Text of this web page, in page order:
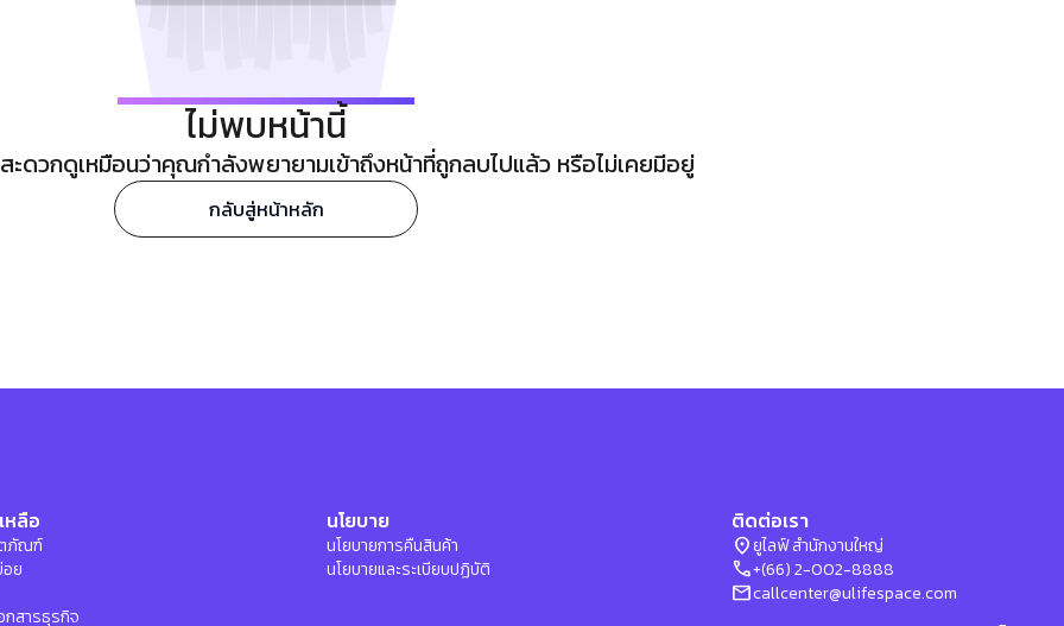
ไม่พบหน้านี้
ะดวกดูเหมือนว่าคุณกำลังพยายามเข้าถึงหน้าที่ถูกลบไปแล้ว หรือไม่เคยมีอยู่
กลับสู่หน้าหลัก
หลือ
ภัณฑ์
ย
กสารธุรกิจ
นโยบาย
นโยบายการคืนสินค้า
นโยบายและระเบียบปฏิบัติ
ติดต่อเรา
location_onยูไลฟ์ สำนักงานใหญ่
phone+(66) 2-002-8888
mailcallcenter@ulifespace.com